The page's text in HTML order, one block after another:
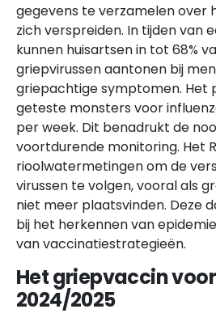
gegevens te verzamelen over
zich verspreiden. In tijden van
kunnen huisartsen in tot 68%
griepvirussen aantonen bij
griepachtige symptomen. Het
geteste monsters voor
per week. Dit benadrukt de
voortdurende monitoring. Het
rioolwatermetingen om de
virussen te volgen, vooral als
niet meer plaatsvinden. Deze
bij het herkennen van
van vaccinatiestrategieën.
Het griepvaccin
2024/2025